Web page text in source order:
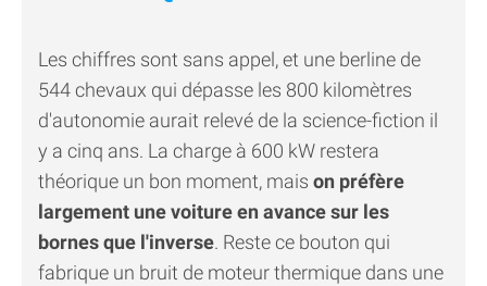
Les chiffres sont sans appel, et une berline de
544 chevaux qui dépasse les 800 kilomètres
d'autonomie aurait relevé de la science-fiction il
y a cinq ans. La charge à 600 kW restera
théorique un bon moment, mais on préfère
largement une voiture en avance sur les
bornes que l'inverse. Reste ce bouton qui
fabrique un bruit de moteur thermique dans une